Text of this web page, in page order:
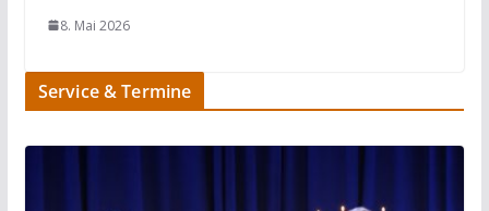
8. Mai 2026
Service & Termine